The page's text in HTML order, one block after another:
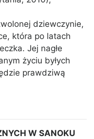
dziewczynie,
która po latach
Jej nagłe
życiu byłych
prawdziwą
W SANOKU